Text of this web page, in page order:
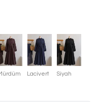
Lacivert Siyah